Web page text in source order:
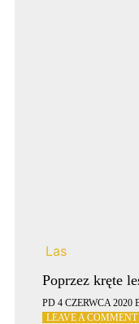
Las
Poprzez kręte
PD 4 CZERWCA 2020
LEAVE A COMMENT